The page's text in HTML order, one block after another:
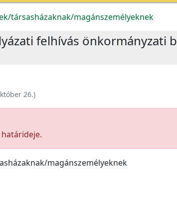
társasházaknak/magánszemélyeknek
felhívás önkormányzati
26.)
magánszemélyeknek